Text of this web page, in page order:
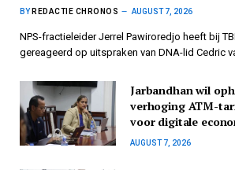
BY REDACTIE CHRONOS AUGUST 7, 2026
NPS-fractieleider Jerrel Pawiroredjo heeft bij
gereageerd op uitspraken van DNA-lid Cedric
Jarbandhan wil
verhoging ATM-
voor digitale
AUGUST 7, 2026